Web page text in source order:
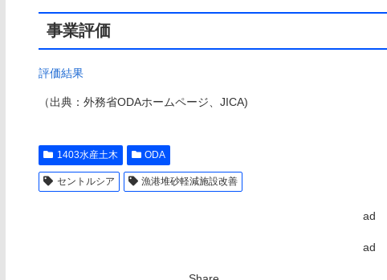
事業評価
評価結果
（出典：外務省ODAホームページ、JICA)
1403水産土木 ODA
セントルシア 漁港堆砂軽減施設改善
ad
ad